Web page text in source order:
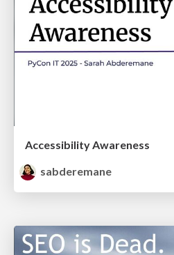
Accessibility Awareness
sabderemane